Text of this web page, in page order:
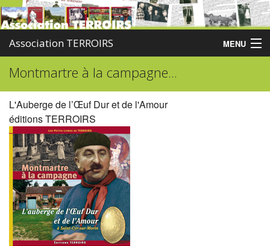
Association TERROIRS MENU
Accueil
Publications
Administration
Partenaires
Enquêtes
Contact
Montmartre à la campagne...
L'Auberge de l’Œuf Dur et de l'Amour
éditions TERROIRS